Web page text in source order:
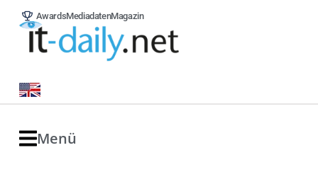
AwardsMediadatenMagazin
Menü